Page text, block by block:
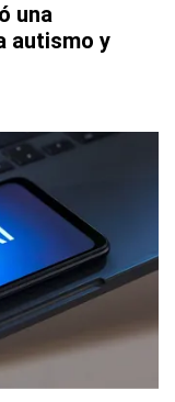
una
autismo y